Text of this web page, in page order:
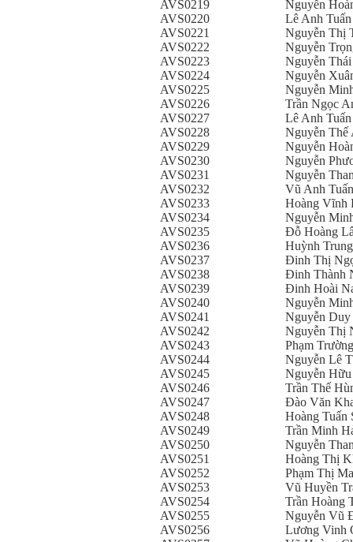
AVS0219
Nguyễn
AVS0220
Lê Anh Tuấn
AVS0221
Nguyễn Thị
AVS0222
Nguyễn
AVS0223
Nguyễn
AVS0224
Nguyễn
AVS0225
Nguyễn
AVS0226
Trần Ngọc
AVS0227
Lê Anh Tuấn
AVS0228
Nguyễn Thế
AVS0229
Nguyễn
AVS0230
Nguyễn
AVS0231
Nguyễn
AVS0232
Vũ Anh Tuấn
AVS0233
Hoàng Vĩnh
AVS0234
Nguyễn
AVS0235
Đỗ Hoàng
AVS0236
Huỳnh
AVS0237
Đinh Thị
AVS0238
Đinh Thành
AVS0239
Đinh Hoài
AVS0240
Nguyễn
AVS0241
Nguyễn
AVS0242
Nguyễn Thị
AVS0243
Phạm
AVS0244
Nguyễn Lê
AVS0245
Nguyễn
AVS0246
Trần Thế
AVS0247
Đào Văn
AVS0248
Hoàng Tuấn
AVS0249
Trần Minh
AVS0250
Nguyễn
AVS0251
Hoàng Thị
AVS0252
Phạm Thị
AVS0253
Vũ Huyền
AVS0254
Trần Hoàng
AVS0255
Nguyễn Vũ
AVS0256
Lương Vinh